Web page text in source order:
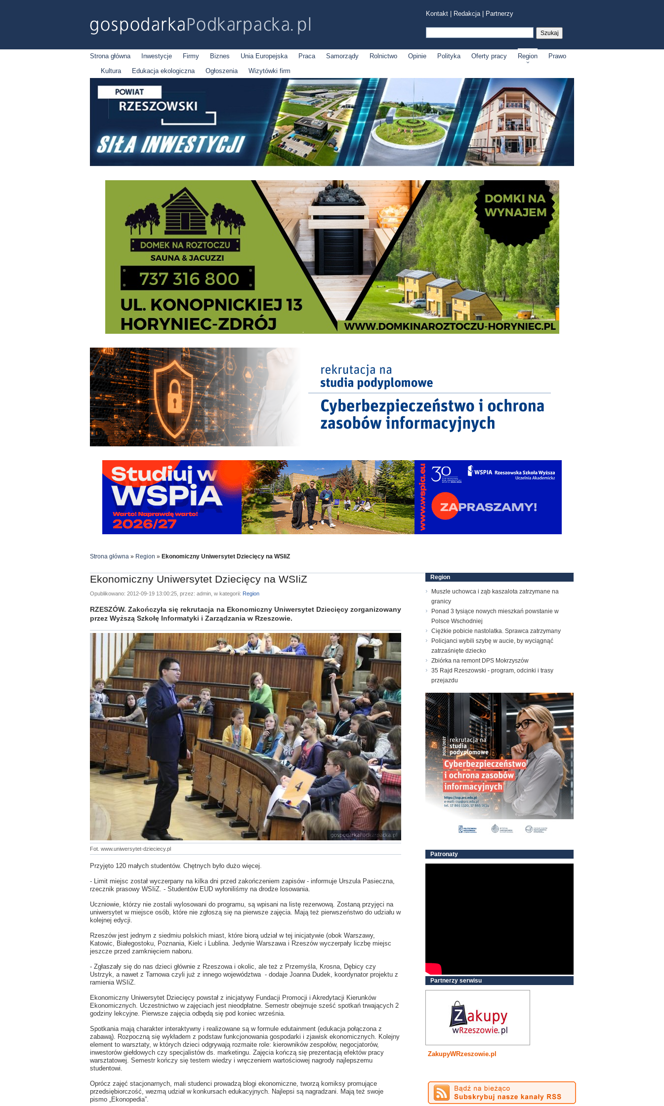
Kontakt Redakcja| Partnerzy
Strona główna Inwestycje Firmy Biznes Unia Europejska Praca Samorządy Rolnictwo Opinie Polityka Oferty pracy Region
Prawo
Kultura
Edukacja ekologiczna Ogłoszenia Wizytówki firm
Strona główna » Region » Ekonomiczny Uniwersytet Dziecięcy na WSIiZ
Ekonomiczny Uniwersytet Dziecięcy na WSIiZ
Opublikowano: 2012-09-19 13:00:25, przez: admin, w kategorii: Region
RZESZÓW. Zakończyła się rekrutacja na Ekonomiczny Uniwersytet Dziecięcy zorganizowany
przez Wyższą Szkołę Informatyki i Zarządzania w Rzeszowie.
Fot. www.uniwersytet-dzieciecy.pl
Przyjęto 120 małych studentów. Chętnych było dużo więcej.
- Limit miejsc został wyczerpany na kilka dni przed zakończeniem zapisów - informuje Urszula Pasieczna,
rzecznik prasowy WSIiZ. - Studentów EUD wyłoniliśmy na drodze losowania.
Uczniowie, którzy nie zostali wylosowani do programu, są wpisani na listę rezerwową. Zostaną przyjęci na
uniwersytet w miejsce osób, które nie zgłoszą się na pierwsze zajęcia. Mają też pierwszeństwo do udziału w
kolejnej edycji.
Rzeszów jest jednym z siedmiu polskich miast, które biorą udział w tej inicjatywie (obok Warszawy,
Katowic, Białegostoku, Poznania, Kielc i Lublina. Jedynie Warszawa i Rzeszów wyczerpały liczbę miejsc
jeszcze przed zamknięciem naboru.
- Zgłaszały się do nas dzieci głównie z Rzeszowa i okolic, ale też z Przemyśla, Krosna, Dębicy czy
Ustrzyk, a nawet z Tarnowa czyli już z innego województwa - dodaje Joanna Dudek, koordynator projektu z
ramienia WSIiZ.
Ekonomiczny Uniwersytet Dziecięcy powstał z inicjatywy Fundacji Promocji i Akredytacji Kierunków
Ekonomicznych. Uczestnictwo w zajęciach jest nieodpłatne. Semestr obejmuje sześć spotkań trwających 2
godziny lekcyjne. Pierwsze zajęcia odbędą się pod koniec września.
Spotkania mają charakter interaktywny i realizowane są w formule edutainment (edukacja połączona z
zabawą). Rozpoczną się wykładem z podstaw funkcjonowania gospodarki i zjawisk ekonomicznych. Kolejny
element to warsztaty, w których dzieci odgrywają rozmaite role: kierowników zespołów, negocjatorów,
inwestorów giełdowych czy specjalistów ds. marketingu. Zajęcia kończą się prezentacją efektów pracy
warsztatowej. Semestr kończy się testem wiedzy i wręczeniem wartościowej nagrody najlepszemu
studentowi.
Oprócz zajęć stacjonarnych, mali studenci prowadzą blogi ekonomiczne, tworzą komiksy promujące
przedsiębiorczość, wezmą udział w konkursach edukacyjnych. Najlepsi są nagradzani. Mają też swoje
pismo „Ekonopedia”.
Region
Muszle uchowca i ząb kaszalota zatrzymane na
granicy
Ponad 3 tysiące nowych mieszkań powstanie w
Polsce Wschodniej
Ciężkie pobicie nastolatka. Sprawca zatrzymany
Policjanci wybili szybę w aucie, by wyciągnąć
zatrzaśnięte dziecko
Zbiórka na remont DPS Mokrzyszów
35 Rajd Rzeszowski - program, odcinki i trasy
przejazdu
Patronaty
Partnerzy serwisu
ZakupyWRzeszowie.pl